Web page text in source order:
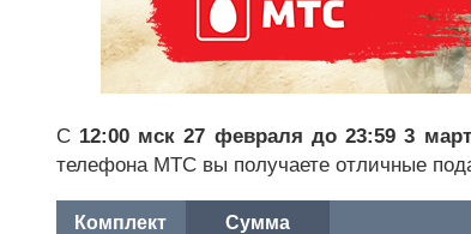
С 12:00 мск 27 февраля до 23:59 3
телефона МТС вы получаете отличные
Комплект Сумма